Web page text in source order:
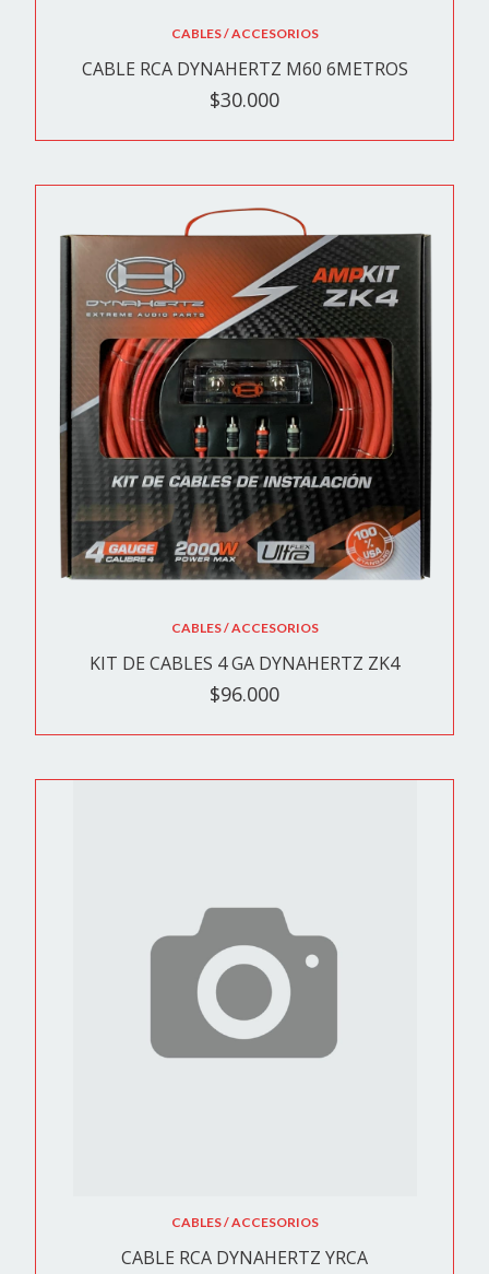
CABLES / ACCESORIOS
CABLE RCA DYNAHERTZ M60 6METROS
$30.000
CABLES / ACCESORIOS
KIT DE CABLES 4 GA DYNAHERTZ ZK4
$96.000
CABLES / ACCESORIOS
CABLE RCA DYNAHERTZ YRCA